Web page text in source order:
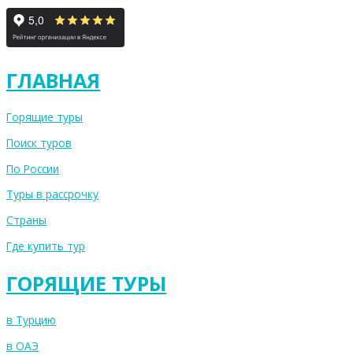
ГЛАВНАЯ
Горящие туры
Поиск туров
По России
Туры в рассрочку
Страны
Где купить тур
ГОРЯЩИЕ ТУРЫ
в Турцию
в ОАЭ